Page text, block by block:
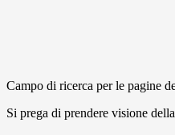
Campo di ricerca per le pagine
Si prega di prendere visione